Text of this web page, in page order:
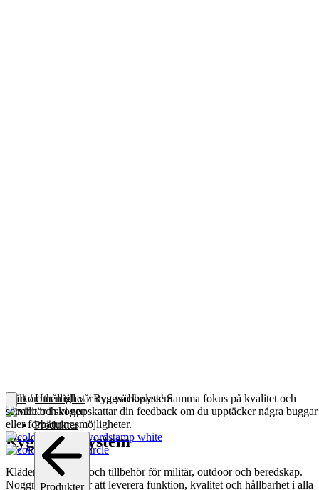
Produkter
Produkter
Välkommen till vår nya webbplats! Samma fokus på kvalitet och
service och vi uppskattar din feedback om du upptäcker några buggar
eller förbättringsmöjligheter.
Start/Uthållighet/ Ryggsäckssystem
Ryggsäckssystem
Kläder, utrustning och tillbehör för militär, outdoor och beredskap.
Noggrant utvalt för att leverera funktion, kvalitet och hållbarhet i alla